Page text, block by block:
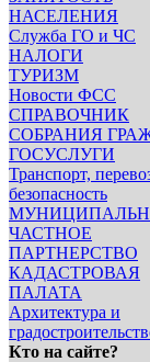
НАСЕЛЕНИЯ
Служба ГО и ЧС
НАЛОГИ
ТУРИЗМ
Новости ФСС
СПРАВОЧНИК
СОБРАНИЯ
ГОСУСЛУГИ
Транспорт,
безопасность
ЧАСТНОЕ
ПАРТНЕРСТВО
КАДАСТРОВАЯ
ПАЛАТА
Архитектура и
Кто на сайте?